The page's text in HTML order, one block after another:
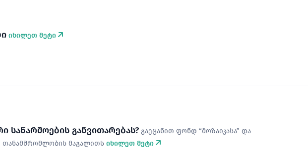
იხილეთ მეტი
განვითარებას? გაეცანით ფონდ “მოზაიკასა” და
თანამშრომლობის მაგალითს იხილეთ მეტი